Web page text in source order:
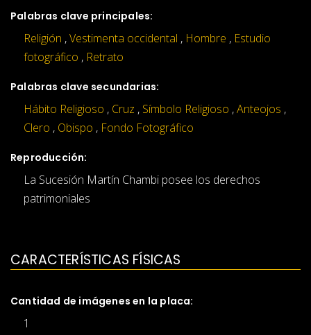
Palabras clave principales:
Religión ,Vestimenta occidental , Hombre , Estudio
fotográfico , Retrato
Palabras clave secundarias:
Hábito Religioso , Cruz , Símbolo Religioso ,Anteojos ,
Clero , Obispo , Fondo Fotográfico
Reproducción:
La Sucesión Martín Chambi posee los derechos
patrimoniales
CARACTERÍSTICAS FÍSICAS
Cantidad de imágenes en la placa:
1